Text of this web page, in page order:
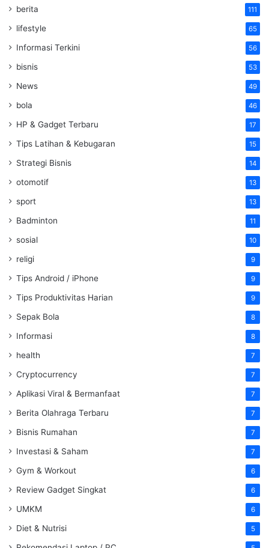
berita 111
lifestyle 65
Informasi Terkini 56
bisnis 53
News 49
bola 46
HP & Gadget Terbaru 17
Tips Latihan & Kebugaran 15
Strategi Bisnis 14
otomotif 13
sport 13
Badminton 11
sosial 10
religi 9
Tips Android / iPhone 9
Tips Produktivitas Harian 9
Sepak Bola 8
Informasi 8
health 7
Cryptocurrency 7
Aplikasi Viral & Bermanfaat 7
Berita Olahraga Terbaru 7
Bisnis Rumahan 7
Investasi & Saham 7
Gym & Workout 6
Review Gadget Singkat 6
UMKM 6
Diet & Nutrisi 5